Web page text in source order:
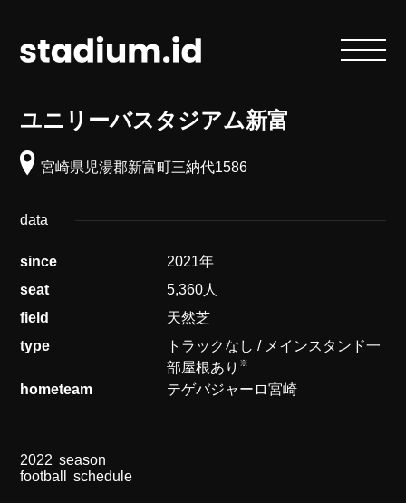
ユニリーバスタジアム新富
宮崎県児湯郡新富町三納代1586
data
since
2021年
seat
5,360人
field
天然芝
type
トラックなし / メインスタンド一
部屋根あり ※
hometeam テゲバジャーロ宮崎
2022 season
football
schedule